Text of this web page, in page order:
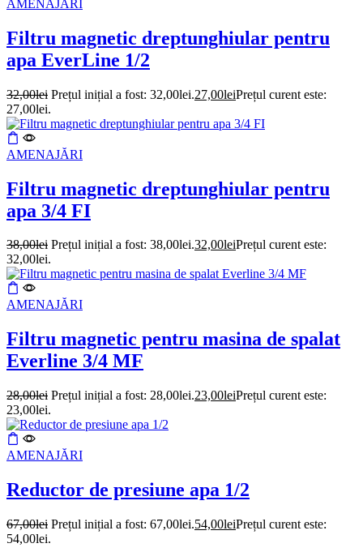
AMENAJĂRI
Filtru magnetic dreptunghiular pentru
apa EverLine 1/2
32,00lei Prețul inițial a fost: 32,00lei.27,00leiPrețul curent este:
27,00lei.
AMENAJĂRI
Filtru magnetic dreptunghiular pentru
apa 3/4 FI
38,00lei Prețul inițial a fost: 38,00lei.32,00leiPrețul curent este:
32,00lei.
AMENAJĂRI
Filtru magnetic pentru masina de spalat
Everline 3/4 MF
28,00lei Prețul inițial a fost: 28,00lei.23,00leiPrețul curent este:
23,00lei.
AMENAJĂRI
Reductor de presiune apa 1/2
67,00lei Prețul inițial a fost: 67,00lei.54,00leiPrețul curent este:
54,00lei.